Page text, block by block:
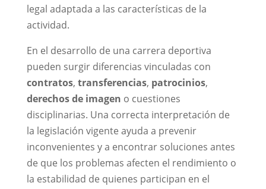
legal adaptada a las características de la
actividad.
En el desarrollo de una carrera deportiva
pueden surgir diferencias vinculadas con
contratos, transferencias, patrocinios,
derechos de imagen o cuestiones
disciplinarias. Una correcta interpretación de
la legislación vigente ayuda a prevenir
inconvenientes y a encontrar soluciones antes
de que los problemas afecten el rendimiento o
la estabilidad de quienes participan en el